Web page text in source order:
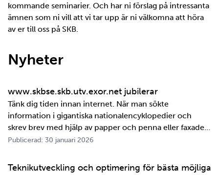
kommande seminarier. Och har ni förslag på intressanta
ämnen som ni vill att vi tar upp är ni välkomna att höra
av er till oss på SKB.
Nyheter
www.skbse.skb.utv.exor.net jubilerar
Tänk dig tiden innan internet. När man sökte
information i gigantiska nationalencyklopedier och
skrev brev med hjälp av papper och penna eller faxade
om ett meddelande skulle fram snabbt. Det är inte
perspektiv i alla fall. För oss på SKB är det …
Publicerad: 30 januari 2026
Teknikutveckling och optimering för bästa möjliga